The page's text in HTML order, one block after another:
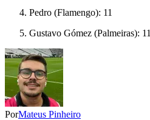
Pedro (Flamengo): 11
Gustavo Gómez (Palmeiras): 11
PorMateus Pinheiro